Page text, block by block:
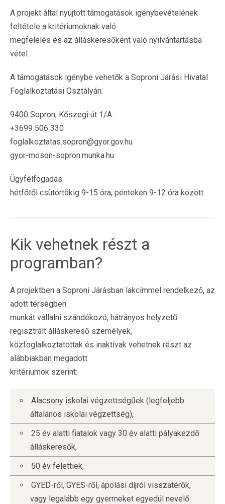
A projekt által nyújtott támogatások igénybevételének
feltétele a kritériumoknak való
megfelelés és az álláskeresőként való nyilvántartásba
vétel.
A támogatások igénybe vehetők a Soproni Járási Hivatal
Foglalkoztatási Osztályán:
9400 Sopron, Kőszegi út 1/A.
+3699 506 330
foglalkoztatas.sopron@gyor.gov.hu
gyor-moson-sopron.munka.hu
Ügyfélfogadás:
hétfőtől csütörtökig 9-15 óra, pénteken 9-12 óra között
Kik vehetnek részt a
programban?
A projektben a Soproni Járásban lakcímmel rendelkező, az
adott térségben
munkát vállalni szándékozó, hátrányos helyzetű
regisztrált álláskereső személyek,
közfoglalkoztatottak és inaktívak vehetnek részt az
alábbiakban megadott
kritériumok szerint:
Alacsony iskolai végzettségűek (legfeljebb
általános iskolai végzettség),
25 év alatti fiatalok vagy 30 év alatti pályakezdő
álláskeresők,
50 év felettiek,
GYED-ről, GYES-ről, ápolási díjról visszatérők,
vagy legalább egy gyermeket egyedül nevelő